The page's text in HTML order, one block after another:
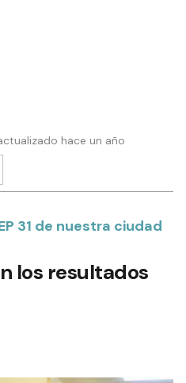
hace un año
31 de nuestra ciudad
los resultados